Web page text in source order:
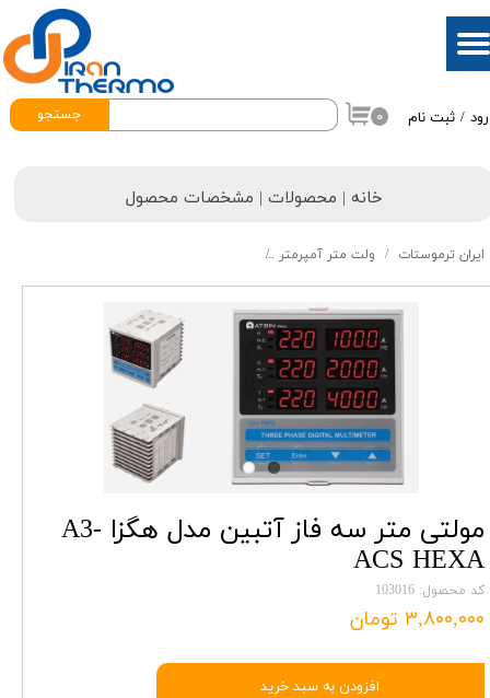
/ ثبت نام
حساب کاربری من
خروج از حساب کاربری
جستجو ۰
خانه | محصولات | مشخصات محصول
ایران ترموستات ولت متر آمپرمتر
مولتی متر سه فاز آتبین مدل هگزا A3-
ACS HEXA
کد محصول: 103016
۳,۸۰۰,۰۰۰ تومان
افزودن به سبد خرید